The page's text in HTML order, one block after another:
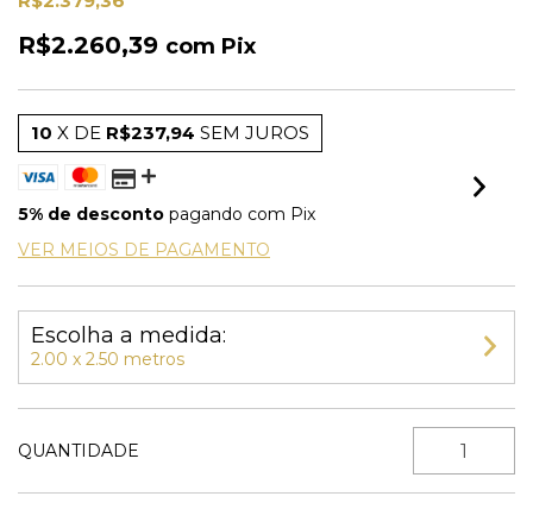
R$2.260,39 com Pix
10 X DE R$237,94 SEM JUROS
5% de desconto pagando com Pix
VER MEIOS DE PAGAMENTO
Escolha a medida:
2.00 x 2.50 metros
QUANTIDADE